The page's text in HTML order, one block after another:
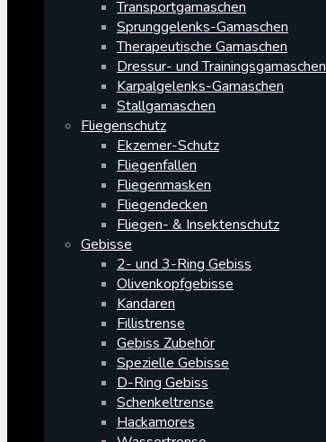
Transportgamaschen
Sprunggelenks-Gamaschen
Therapeutische Gamaschen
Dressur- und Trainingsgamaschen
Karpalgelenks-Gamaschen
Stallgamaschen
Fliegenschutz
Ekzemer-Schutz
Fliegenfallen
Fliegenmasken
Fliegendecken
Fliegen- & Insektenschutz
Gebisse
2- und 3-Ring Gebiss
Olivenkopfgebisse
Kandaren
Fillistrense
Gebiss Zubehör
Spezielle Gebisse
D-Ring Gebiss
Schenkeltrense
Hackamores